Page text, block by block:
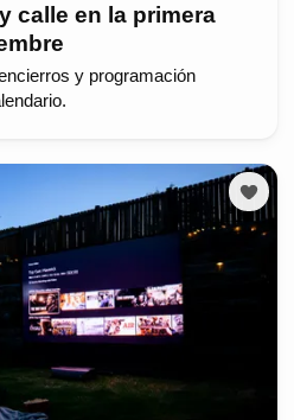
calle en la primera
y programación